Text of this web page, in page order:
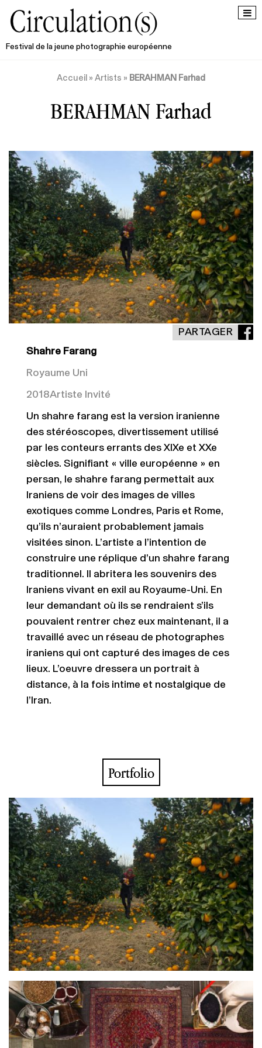
Festival de la jeune photographie européenne
Accueil » Artists » BERAHMAN Farhad
BERAHMAN Farhad
PARTAGER
Shahre Farang
Royaume Uni
2018Artiste Invité
Un shahre farang est la version iranienne
des stéréoscopes, divertissement utilisé
par les conteurs errants des XIXe et XXe
siècles. Signifiant « ville européenne » en
persan, le shahre farang permettait aux
Iraniens de voir des images de villes
exotiques comme Londres, Paris et Rome,
qu’ils n’auraient probablement jamais
visitées sinon. L’artiste a l’intention de
construire une réplique d’un shahre farang
traditionnel. Il abritera les souvenirs des
Iraniens vivant en exil au Royaume-Uni. En
leur demandant où ils se rendraient s’ils
pouvaient rentrer chez eux maintenant, il a
travaillé avec un réseau de photographes
iraniens qui ont capturé des images de ces
lieux. L’oeuvre dressera un portrait à
distance, à la fois intime et nostalgique de
l’Iran.
Portfolio